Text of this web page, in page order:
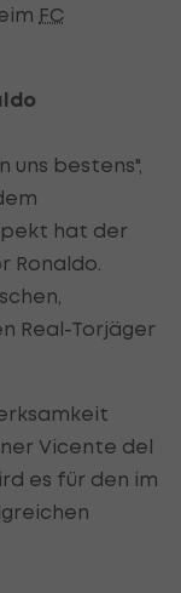
FC
uns bestens",
hat der
Ronaldo.
Real-Torjäger
Vicente del
es für den im